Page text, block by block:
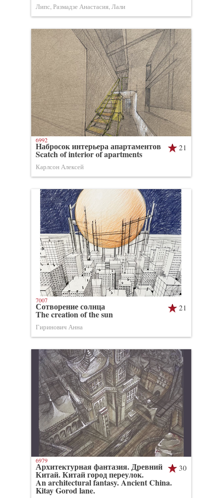
Липс, Размадзе Анастасия, Лали
21
Набросок интерьера апартаментов
Scatch of interior of apartments
Карлсон Алексей
6992
21
Сотворение солнца
The creation of the sun
Гиринович Анна
7007
30
Архитектурная фантазия. Древний
Китай. Китай город переулок.
An architectural fantasy. Ancient China.
Kitay Gorod lane.
6979